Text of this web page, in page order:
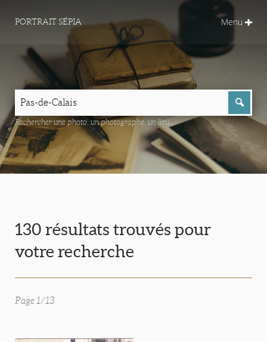
PORTRAIT SÉPIA Menu
Rechercher une photo, un photographe, un lieu...
130 résultats trouvés pour
votre recherche
Page 1/13